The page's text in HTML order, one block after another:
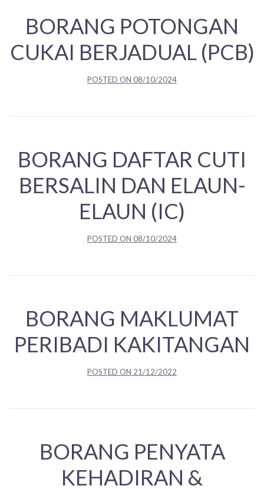
BORANG POTONGAN
CUKAI BERJADUAL (PCB)
POSTED ON 08/10/2024
BORANG DAFTAR CUTI
BERSALIN DAN ELAUN-
ELAUN (IC)
POSTED ON 08/10/2024
BORANG MAKLUMAT
PERIBADI KAKITANGAN
POSTED ON 21/12/2022
BORANG PENYATA
KEHADIRAN &